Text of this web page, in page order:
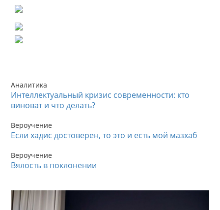
Аналитика
Интеллектуальный кризис современности: кто
виноват и что делать?
Вероучение
Если хадис достоверен, то это и есть мой мазхаб
Вероучение
Вялость в поклонении